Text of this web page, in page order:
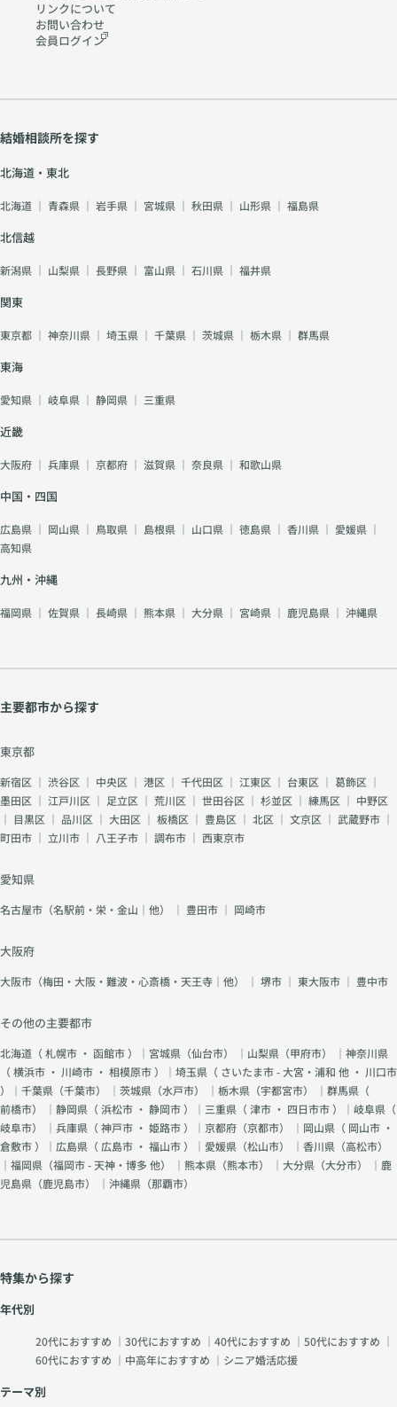
リンクについて
お問い合わせ
会員ログイン
結婚相談所を探す
北海道・東北
北海道 ｜ 青森県 ｜ 岩手県 ｜ 宮城県 ｜ 秋田県 ｜ 山形県 ｜ 福島県
北信越
新潟県 ｜ 山梨県 ｜ 長野県 ｜ 富山県 ｜ 石川県 ｜ 福井県
関東
東京都 ｜ 神奈川県 ｜ 埼玉県 ｜ 千葉県 ｜ 茨城県 ｜ 栃木県 ｜ 群馬県
東海
愛知県 ｜ 岐阜県 ｜ 静岡県 ｜ 三重県
近畿
大阪府 ｜ 兵庫県 ｜ 京都府 ｜ 滋賀県 ｜ 奈良県 ｜ 和歌山県
中国・四国
広島県 ｜ 岡山県 ｜ 鳥取県 ｜ 島根県 ｜ 山口県 ｜ 徳島県 ｜ 香川県 ｜ 愛媛県 ｜
高知県
九州・沖縄
福岡県 ｜ 佐賀県 ｜ 長崎県 ｜ 熊本県 ｜ 大分県 ｜ 宮崎県 ｜ 鹿児島県 ｜ 沖縄県
主要都市から探す
東京都
新宿区 ｜ 渋谷区 ｜ 中央区 ｜ 港区 ｜ 千代田区 ｜ 江東区 ｜ 台東区 ｜ 葛飾区 ｜
墨田区 ｜ 江戸川区 ｜ 足立区 ｜ 荒川区 ｜ 世田谷区 ｜ 杉並区 ｜ 練馬区 ｜ 中野区
｜ 目黒区 ｜ 品川区 ｜ 大田区 ｜ 板橋区 ｜ 豊島区 ｜ 北区 ｜ 文京区 ｜ 武蔵野市 ｜
町田市 ｜ 立川市 ｜ 八王子市 ｜ 調布市 ｜ 西東京市
愛知県
名古屋市（名駅前・栄・金山｜他） ｜ 豊田市 ｜ 岡崎市
大阪府
大阪市（梅田・大阪・難波・心斎橋・天王寺｜他） ｜ 堺市 ｜ 東大阪市 ｜ 豊中市
その他の主要都市
北海道（札幌市 ・ 函館市）｜宮城県（仙台市） ｜山梨県（甲府市） ｜神奈川県
（横浜市 ・ 川崎市 ・ 相模原市）｜埼玉県（ さいたま市 - 大宮・浦和 他 ・ 川口市
）｜千葉県（千葉市） ｜茨城県（水戸市） ｜栃木県（宇都宮市） ｜群馬県（
前橋市） ｜静岡県（浜松市 ・ 静岡市）｜三重県（津市 ・ 四日市市）｜岐阜県（
岐阜市） ｜兵庫県（神戸市 ・ 姫路市）｜京都府（京都市） ｜岡山県（ 岡山市 ・
倉敷市）｜広島県（ 広島市 ・ 福山市）｜愛媛県（松山市） ｜香川県（高松市）
｜福岡県（福岡市 - 天神・博多 他） ｜熊本県（熊本市） ｜大分県（大分市） ｜鹿
児島県（鹿児島市） ｜沖縄県（那覇市）
特集から探す
年代別
20代におすすめ ｜ 30代におすすめ ｜ 40代におすすめ ｜ 50代におすすめ ｜
60代におすすめ ｜ 中高年におすすめ ｜ シニア婚活応援
テーマ別